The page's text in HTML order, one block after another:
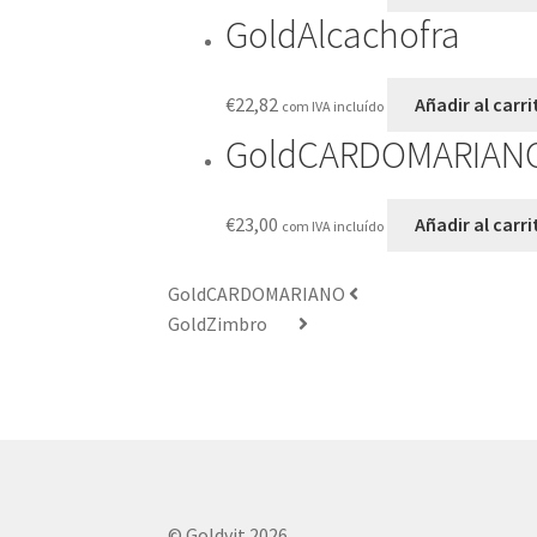
GoldAlcachofra
€22,82 com IVA incluído Añadir al
€23,00 com IVA incluído Añadir al
GoldCARDOMARIANO
GoldZimbro